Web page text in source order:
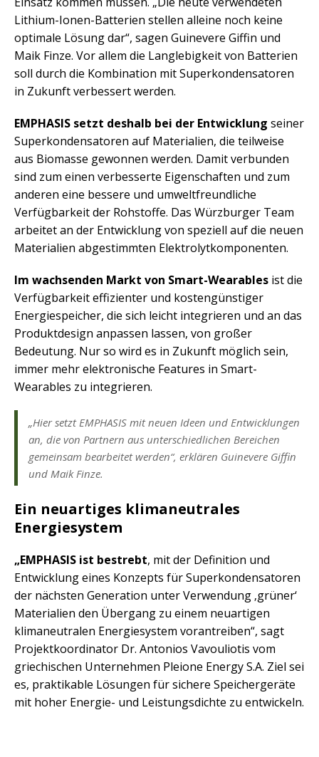
Lithium-Ionen-Batterien stellen alleine noch keine
optimale Lösung dar“, sagen Guinevere Giffin und
Maik Finze. Vor allem die Langlebigkeit von Batterien
soll durch die Kombination mit Superkondensatoren
in Zukunft verbessert werden.
EMPHASIS setzt deshalb bei der Entwicklung seiner
Superkondensatoren auf Materialien, die teilweise
aus Biomasse gewonnen werden. Damit verbunden
sind zum einen verbesserte Eigenschaften und zum
anderen eine bessere und umweltfreundliche
Verfügbarkeit der Rohstoffe. Das Würzburger Team
arbeitet an der Entwicklung von speziell auf die neuen
Materialien abgestimmten Elektrolytkomponenten.
Im wachsenden Markt von Smart-Wearables ist die
Verfügbarkeit effizienter und kostengünstiger
Energiespeicher, die sich leicht integrieren und an das
Produktdesign anpassen lassen, von großer
Bedeutung. Nur so wird es in Zukunft möglich sein,
immer mehr elektronische Features in Smart-
Wearables zu integrieren.
„Hier setzt EMPHASIS mit neuen Ideen und Entwicklungen
an, die von Partnern aus unterschiedlichen Bereichen
gemeinsam bearbeitet werden“, erklären Guinevere Giffin
und Maik Finze.
Ein neuartiges klimaneutrales
Energiesystem
„EMPHASIS ist bestrebt, mit der Definition und
Entwicklung eines Konzepts für Superkondensatoren
der nächsten Generation unter Verwendung ‚grüner‘
Materialien den Übergang zu einem neuartigen
klimaneutralen Energiesystem vorantreiben“, sagt
Projektkoordinator Dr. Antonios Vavouliotis vom
griechischen Unternehmen Pleione Energy S.A. Ziel sei
es, praktikable Lösungen für sichere Speichergeräte
mit hoher Energie- und Leistungsdichte zu entwickeln.